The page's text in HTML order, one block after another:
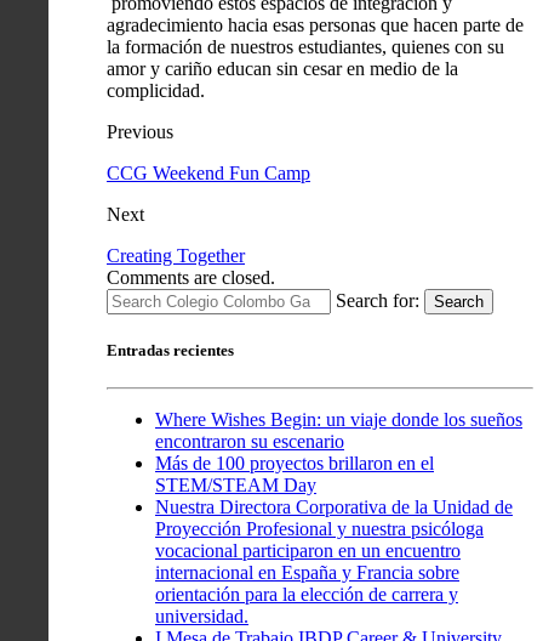
agradecimiento hacia esas personas que hacen parte de
la formación de nuestros estudiantes, quienes con su
amor y cariño educan sin cesar en medio de la
complicidad.
Previous
CCG Weekend Fun Camp
Next
Creating Together
Comments are closed.
Search for:
Search
Entradas recientes
Where Wishes Begin: un viaje donde los sueños
encontraron su escenario
Más de 100 proyectos brillaron en el
STEM/STEAM Day
Nuestra Directora Corporativa de la Unidad de
Proyección Profesional y nuestra psicóloga
vocacional participaron en un encuentro
internacional en España y Francia sobre
orientación para la elección de carrera y
universidad.